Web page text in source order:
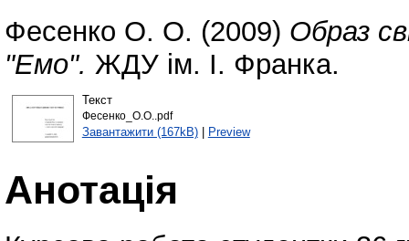
Фесенко О. О. (2009) Образ
"Емо". ЖДУ ім. І. Франка.
Текст
Фесенко_О.О..pdf
Завантажити (167kB)| Preview
Анотація